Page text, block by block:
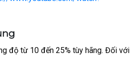
độ từ 10 đến 25% tùy hãng. Đối với